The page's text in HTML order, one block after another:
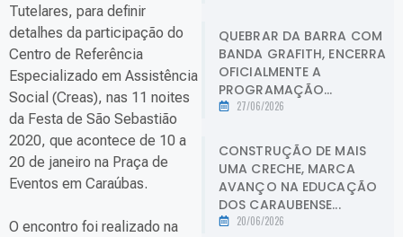
Tutelares, para definir
detalhes da participação do
Centro de Referência
Especializado em Assistência
Social (Creas), nas 11 noites
da Festa de São Sebastião
2020, que acontece de 10 a
20 de janeiro na Praça de
Eventos em Caraúbas.
O encontro foi realizado na
QUEBRAR DA BARRA COM
BANDA GRAFITH, ENCERRA
OFICIALMENTE A
PROGRAMAÇÃO...
27/06/2026
CONSTRUÇÃO DE MAIS
UMA CRECHE, MARCA
AVANÇO NA EDUCAÇÃO
DOS CARAUBENSE...
20/06/2026